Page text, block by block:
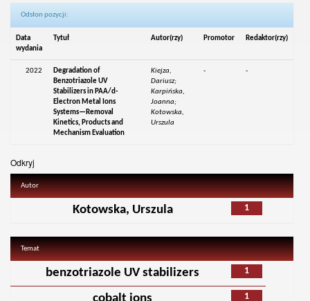
Odsłon pozycji:
Data
wydania
Tytuł Autor(rzy) Promotor Redaktor(rzy)
2022
Degradation of
Benzotriazole UV
Stabilizers in PAA/d-
Electron Metal Ions
Systems—Removal
Kinetics, Products and
Mechanism Evaluation
Kiejza,
Dariusz;
Karpińska,
Joanna;
Kotowska,
Urszula
- -
Odkryj
Autor
1
Kotowska, Urszula
Temat
1
benzotriazole UV stabilizers
1